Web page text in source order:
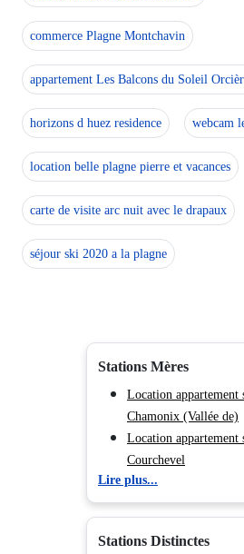
commerce Plagne Montchavin
appartement Les Balcons du Soleil
horizons d huez residence webcam
location belle plagne pierre et vacances
carte de visite arc nuit avec le drapaux
séjour ski 2020 a la plagne
Stations Mères
Location appartement
Chamonix (Vallée de)
Location appartement
Courchevel
Location appartement
Location appartement
Location appartement
Lire plus...
Stations Distinctes